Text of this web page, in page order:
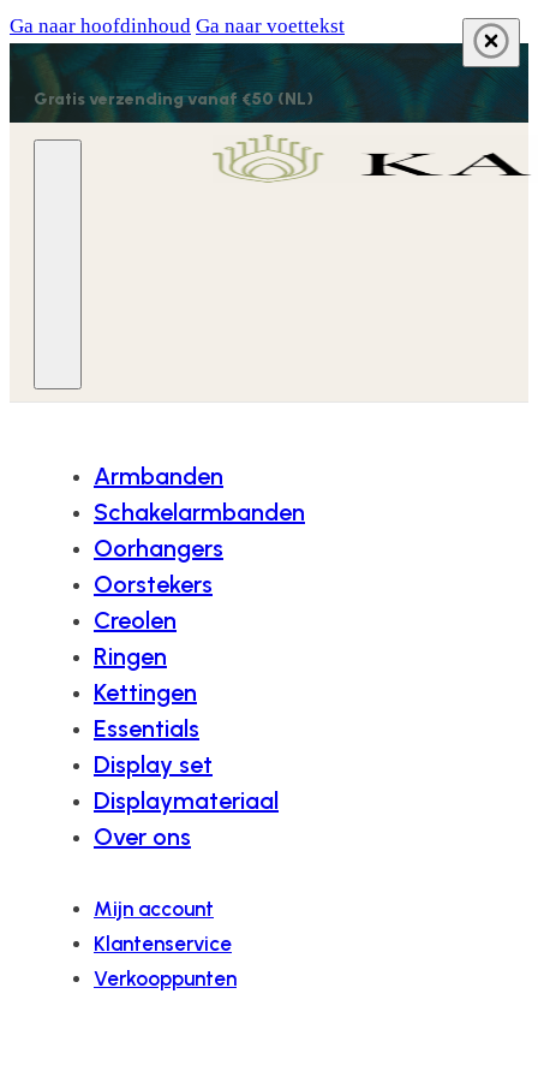
Ga naar hoofdinhoud Ga naar voettekst
Gratis verzending vanaf €50 (NL)
Armbanden
Schakelarmbanden
Oorhangers
Oorstekers
Creolen
Ringen
Kettingen
Essentials
Display set
Displaymateriaal
Over ons
Mijn account
Klantenservice
Verkooppunten